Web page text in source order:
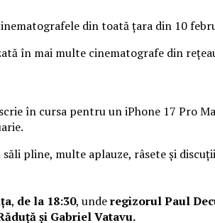
din toată țara din 10
în mai multe cinematografe din
în cursa pentru un iPhone 17 Pro
pline, multe aplauze, râsete și
, de la 18:30, underegizorul Paul
și Gabriel Vatavu.